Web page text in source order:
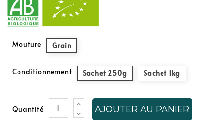
Mouture Grain
Conditionnement Sachet 250g Sachet 1kg
Quantité AJOUTER AU PANIER